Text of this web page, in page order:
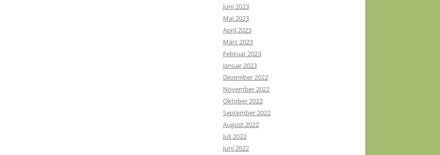
Juni 2023
Mai 2023
April 2023
März 2023
Februar 2023
Januar 2023
Dezember 2022
November 2022
Oktober 2022
September 2022
August 2022
Juli 2022
Juni 2022